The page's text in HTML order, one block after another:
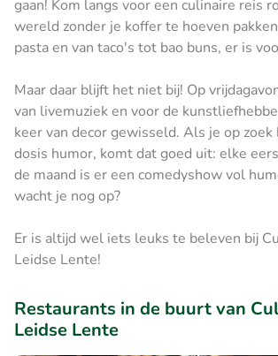
gaan! Kom langs voor een culinaire reis
wereld zonder je koffer te hoeven
pasta en van taco's tot bao buns, er is
Maar daar blijft het niet bij! Op
van livemuziek en voor de
keer van decor gewisseld. Als je op zoek
dosis humor, komt dat goed uit: elke
de maand is er een comedyshow vol
wacht je nog op?
Er is altijd wel iets leuks te beleven bij
Leidse Lente!
Restaurants in de buurt van
Leidse Lente